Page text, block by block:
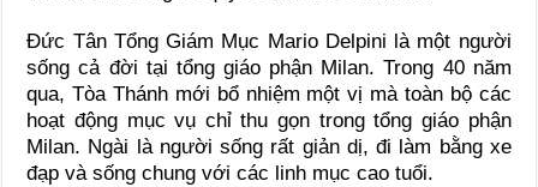
Đức Tân Tổng Giám Mục Mario Delpini là một người
sống cả đời tại tổng giáo phận Milan. Trong 40 năm
qua, Tòa Thánh mới bổ nhiệm một vị mà toàn bộ các
hoạt động mục vụ chỉ thu gọn trong tổng giáo phận
Milan. Ngài là người sống rất giản dị, đi làm bằng xe
đạp và sống chung với các linh mục cao tuổi.